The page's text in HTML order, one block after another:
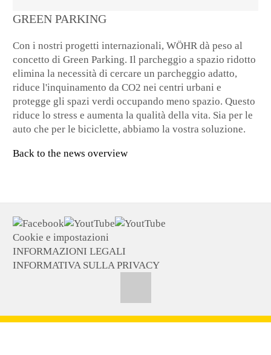
GREEN PARKING
Con i nostri progetti internazionali, WÖHR dà peso al
concetto di Green Parking. Il parcheggio a spazio ridotto
elimina la necessità di cercare un parcheggio adatto,
riduce l'inquinamento da CO2 nei centri urbani e
protegge gli spazi verdi occupando meno spazio. Questo
riduce lo stress e aumenta la qualità della vita. Sia per le
auto che per le biciclette, abbiamo la vostra soluzione.
Back to the news overview
Cookie e impostazioni
INFORMAZIONI LEGALI
INFORMATIVA SULLA PRIVACY